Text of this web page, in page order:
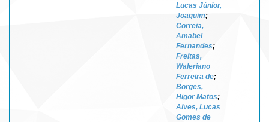
Lucas Júnior,
Joaquim;
Correia,
Amabel
Fernandes;
Freitas,
Waleriano
Ferreira de;
Borges,
Higor Matos;
Alves, Lucas
Gomes de